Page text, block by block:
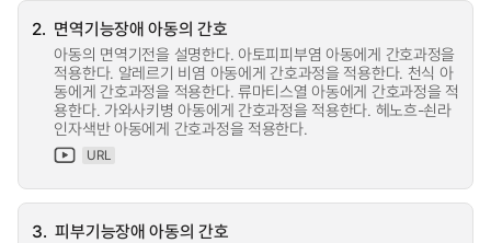
2. 면역기능장애 아동의 간호
아동의 면역기전을 설명한다. 아토피피부염 아동에게 간호과정을
적용한다. 알레르기 비염 아동에게 간호과정을 적용한다. 천식 아
동에게 간호과정을 적용한다. 류마티스열 아동에게 간호과정을 적
용한다. 가와사키병 아동에게 간호과정을 적용한다. 헤노흐-쇤라
인자색반 아동에게 간호과정을 적용한다.
URL
3. 피부기능장애 아동의 간호